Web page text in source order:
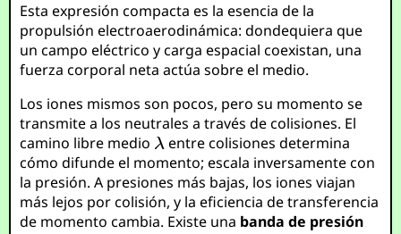
Esta expresión compacta es la esencia de la
propulsión electroaerodinámica: dondequiera que
un campo eléctrico y carga espacial coexistan, una
fuerza corporal neta actúa sobre el medio.
Los iones mismos son pocos, pero su momento se
transmite a los neutrales a través de colisiones. El
camino libre medio
entre colisiones determina
cómo difunde el momento; escala inversamente con
la presión. A presiones más bajas, los iones viajan
más lejos por colisión, y la eficiencia de transferencia
de momento cambia. Existe una banda de presión